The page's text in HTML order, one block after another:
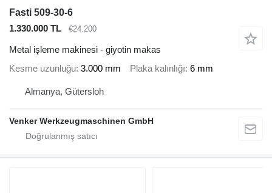
Fasti 509-30-6
1.330.000 TL
€24.200
Metal işleme makinesi - giyotin makas
Kesme uzunluğu 3.000 mm Plaka kalınlığı 6 mm
Almanya, Gütersloh
Venker Werkzeugmaschinen GmbH